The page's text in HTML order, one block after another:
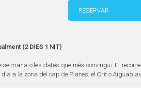
RESERVAR
(2 DIES 1 NIT)
o les dates que més convingui. El
a la zona del cap de Planes, el Crit o